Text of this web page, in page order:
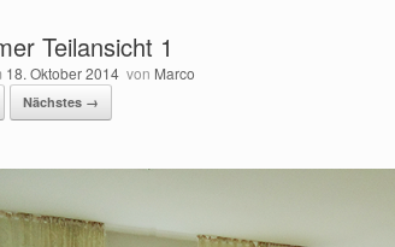
Teilansicht 1
18. Oktober 2014 von Marco
Nächstes →